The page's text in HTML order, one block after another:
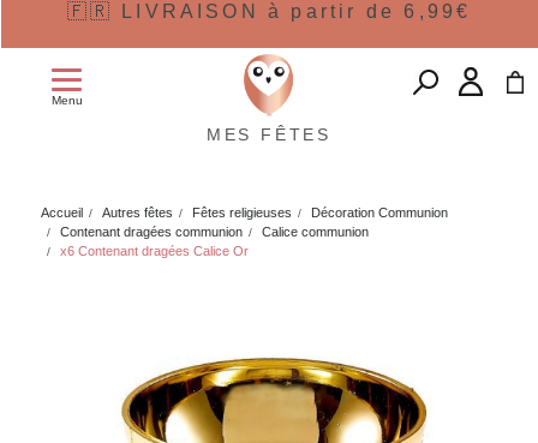
🇫🇷 LIVRAISON à partir de 6,99€
Menu
MES FÊTES
Accueil Autres fêtes Fêtes religieuses
Décoration Communion
Contenant dragées communion
Calice communion
x6 Contenant dragées Calice Or